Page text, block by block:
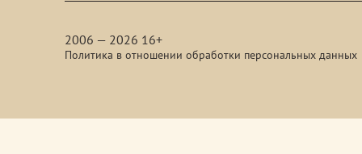
2006 — 2026 16+
Политика в отношении обработки персональных данных